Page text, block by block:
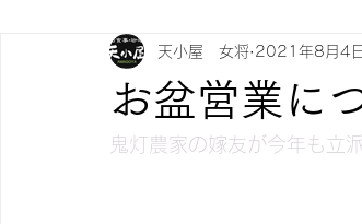
デッキワンコ イケメン&女盛り ま
お知らせ
お盆営業に
天小屋 女将 2021年8月4日
鬼灯農家の嫁友が今年も立